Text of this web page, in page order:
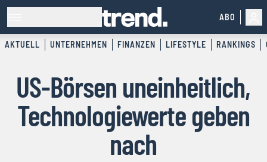
ABO
AKTUELL UNTERNEHMEN FINANZEN LIFESTYLE RANKINGS
US-Börsen uneinheitlich,
Technologiewerte geben
nach